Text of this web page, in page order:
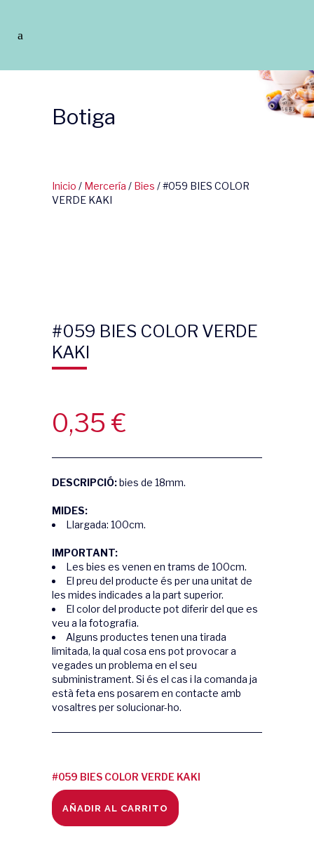
Botiga
Inicio / Mercería / Bies / #059 BIES COLOR
VERDE KAKI
#059 BIES COLOR VERDE
KAKI
0,35 €
DESCRIPCIÓ:bies de 18mm.
MIDES:
Llargada: 100cm.
IMPORTANT:
Les bies es venen en trams de 100cm.
El preu del producte és per una unitat de
les mides indicades a la part superior.
El color del producte pot diferir del que es
veu a la fotografia.
Alguns productes tenen una tirada
limitada, la qual cosa ens pot provocar a
vegades un problema en el seu
subministrament. Si és el cas i la comanda ja
està feta ens posarem en contacte amb
vosaltres per solucionar-ho.
#059 BIES COLOR VERDE KAKI
quantity
AÑADIR AL CARRITO